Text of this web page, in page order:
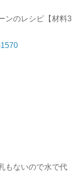
ンのレシピ【材料3
もないので水で代